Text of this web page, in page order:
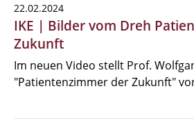
22.02.2024
IKE | Bilder vom Dreh
Zukunft
Im neuen Video stellt Prof.
"Patientenzimmer der Zukunft"